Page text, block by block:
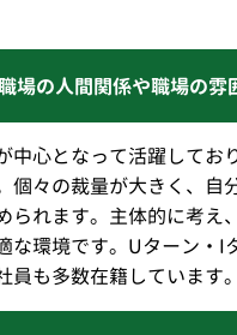
場の人間関係や職場の雰
中心となって活躍してお
個々の裁量が大きく、自
られます。主体的に考え
な環境です。Uターン・I
員も多数在籍しています。